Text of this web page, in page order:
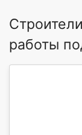
работы